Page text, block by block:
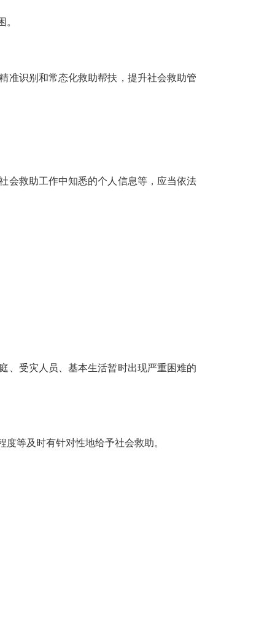
准识别和常态化救助帮扶，提升社会救助管
会救助工作中知悉的个人信息等，应当依法
、受灾人员、基本生活暂时出现严重困难的
等及时有针对性地给予社会救助。